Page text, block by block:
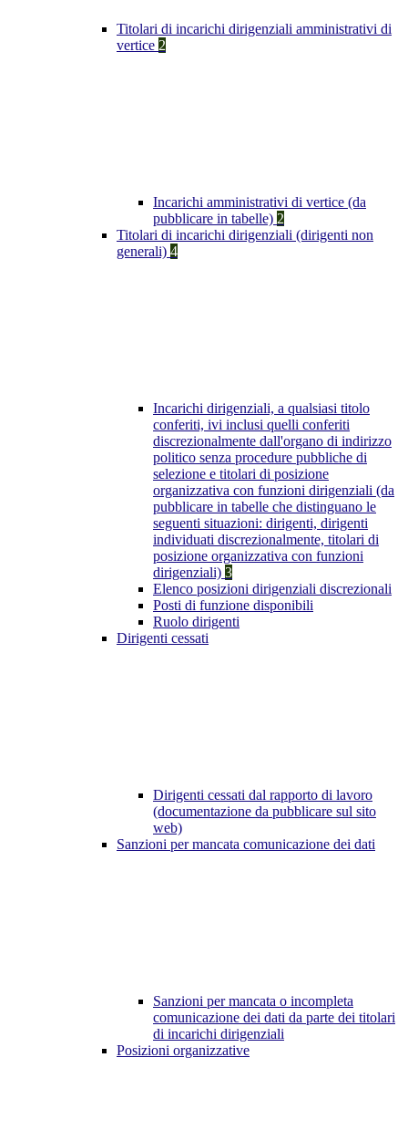
Titolari di incarichi dirigenziali amministrativi di
vertice 2
Incarichi amministrativi di vertice (da
pubblicare in tabelle) 2
Titolari di incarichi dirigenziali (dirigenti non
generali) 4
Incarichi dirigenziali, a qualsiasi titolo
conferiti, ivi inclusi quelli conferiti
discrezionalmente dall'organo di indirizzo
politico senza procedure pubbliche di
selezione e titolari di posizione
organizzativa con funzioni dirigenziali (da
pubblicare in tabelle che distinguano le
seguenti situazioni: dirigenti, dirigenti
individuati discrezionalmente, titolari di
posizione organizzativa con funzioni
dirigenziali) 3
Elenco posizioni dirigenziali discrezionali
Posti di funzione disponibili
Ruolo dirigenti
Dirigenti cessati
Dirigenti cessati dal rapporto di lavoro
(documentazione da pubblicare sul sito
web)
Sanzioni per mancata comunicazione dei dati
Sanzioni per mancata o incompleta
comunicazione dei dati da parte dei titolari
di incarichi dirigenziali
Posizioni organizzative